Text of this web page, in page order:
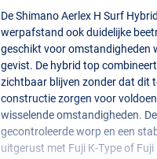
De Shimano Aerlex H Surf
werpafstand ook duidelijke
geschikt voor omstandigheden
gevist. De hybrid top
zichtbaar blijven zonder dat dit
constructie zorgen voor
wisselende omstandigheden.
gecontroleerde worp en een
uitgerust met Fuji K-Type of